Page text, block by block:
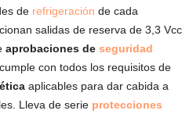
de refrigeración de cada
salidas de reserva de 3,3 Vcc
aprobaciones de seguridad
con todos los requisitos de
aplicables para dar cabida a
Lleva de serie protecciones